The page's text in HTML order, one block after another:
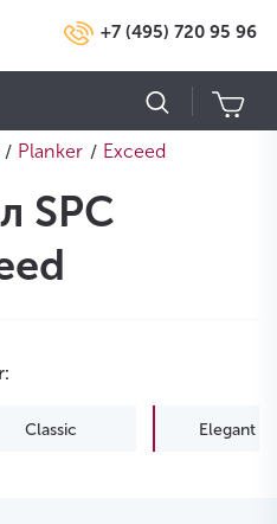
+7 (495) 720 95 96
/ Planker / Exceed
SPC
Classic Elegant